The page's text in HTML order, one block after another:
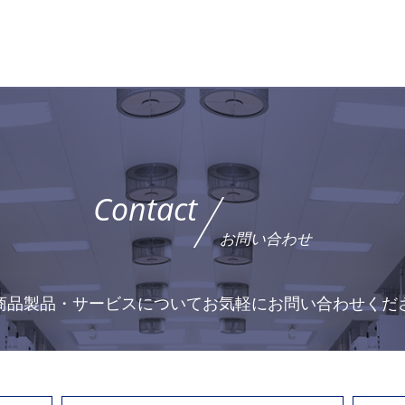
Contact
お問い合わせ
品製品・サービスについてお気軽にお問い合わせくだ